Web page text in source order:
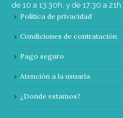
de 10 a 13:30h. y de 17:30 a 21h.
Política de privacidad
Condiciones de contratación
Pago seguro
Atención a la usuaria
¿Donde estamos?